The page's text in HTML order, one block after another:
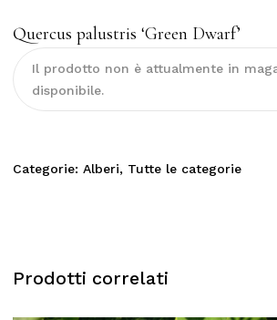
Quercus palustris ‘Green Dwarf’
Il prodotto non è attualmente in
disponibile.
Categorie: Alberi, Tutte le categorie
Prodotti correlati